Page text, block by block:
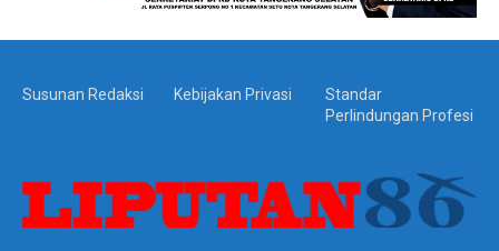
Susunan Redaksi Kebijakan Privasi
Standar
Perlindungan Profesi